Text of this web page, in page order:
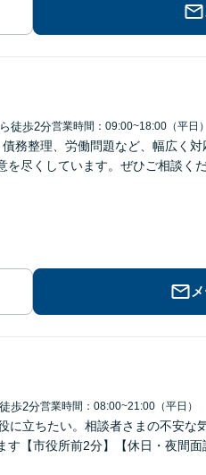
徒歩2分営業時間：09:00~18:00（平日）
務整理、労働問題など、幅広く
尽くしています。ぜひご相談く
歩2分営業時間：08:00~21:00（平日）
に立ちたい。相談者さまの不安
【市役所前2分】【休日・夜間面